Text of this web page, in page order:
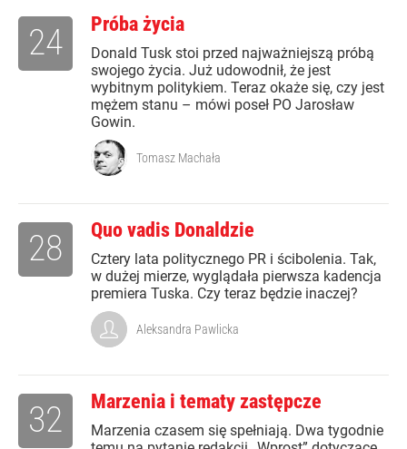
Próba życia
Donald Tusk stoi przed najważniejszą próbą
swojego życia. Już udowodnił, że jest
wybitnym politykiem. Teraz okaże się, czy jest
mężem stanu – mówi poseł PO Jarosław
Gowin.
24
Tomasz Machała
Quo vadis Donaldzie
Cztery lata politycznego PR i ścibolenia. Tak,
w dużej mierze, wyglądała pierwsza kadencja
premiera Tuska. Czy teraz będzie inaczej?
28
Aleksandra Pawlicka
Marzenia i tematy zastępcze
Marzenia czasem się spełniają. Dwa tygodnie
32